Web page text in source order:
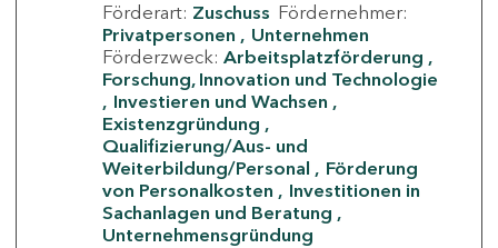
Förderart: Zuschuss Fördernehmer:
Privatpersonen
Unternehmen
Förderzweck: Arbeitsplatzförderung
Forschung, Innovation und Technologie
Investieren und Wachsen
Existenzgründung
Qualifizierung/Aus- und
Weiterbildung/Personal
Förderung
von Personalkosten
Investitionen in
Sachanlagen und Beratung
Unternehmensgründung